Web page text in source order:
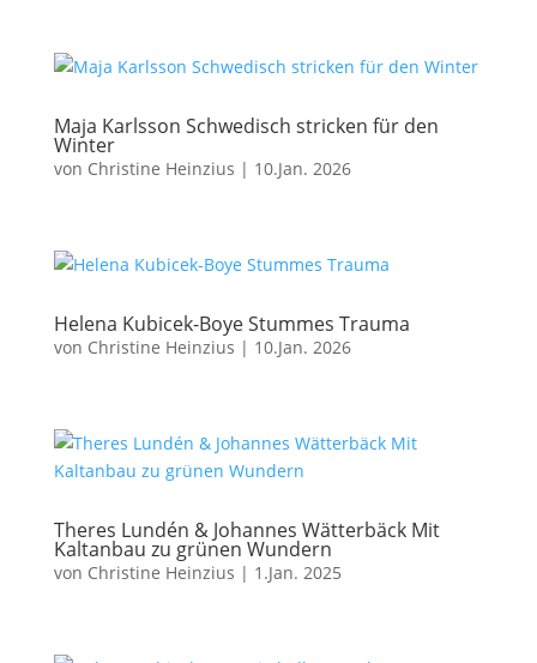
Maja Karlsson Schwedisch stricken für den
Winter
von Christine Heinzius | 10.Jan. 2026
Helena Kubicek-Boye Stummes Trauma
von Christine Heinzius | 10.Jan. 2026
Theres Lundén & Johannes Wätterbäck Mit
Kaltanbau zu grünen Wundern
von Christine Heinzius | 1.Jan. 2025